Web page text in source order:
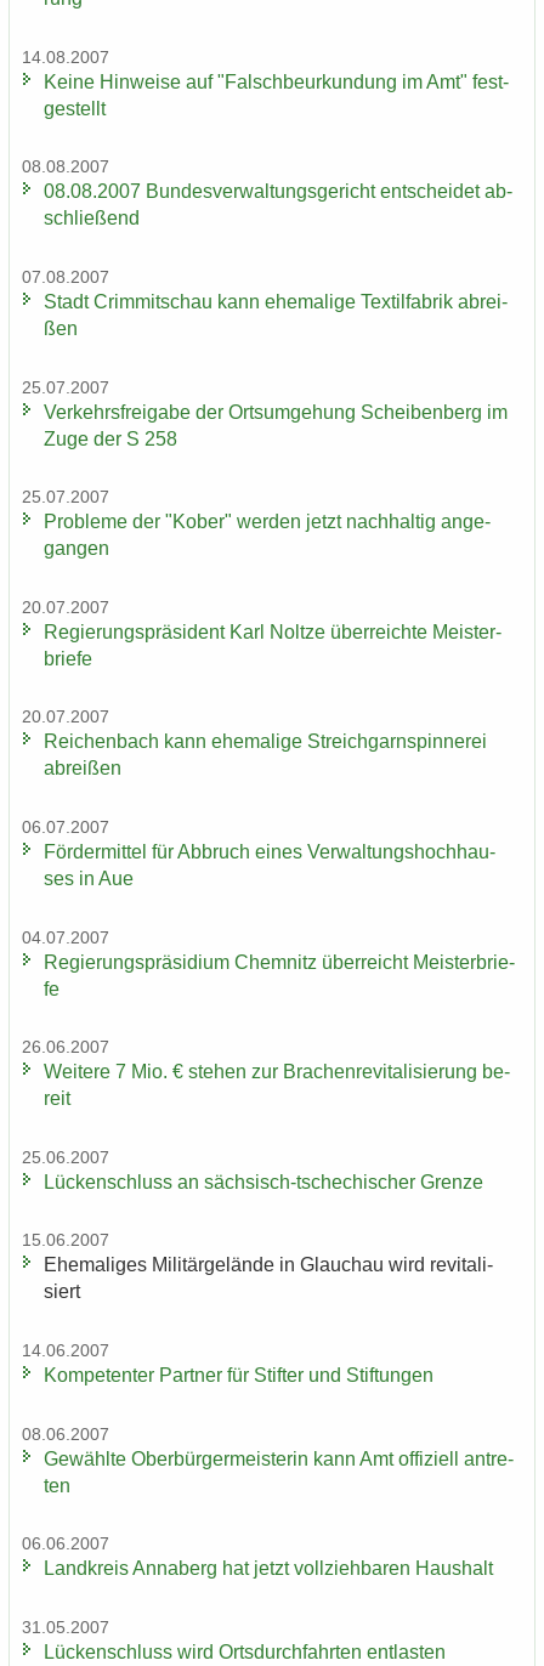
14.08.2007
Keine Hin­wei­se auf "Falsch­be­ur­kun­dung im Amt" fest­
ge­stellt
08.08.2007
08.08.2007 Bun­des­ver­wal­tungs­ge­richt ent­schei­det ab­
schlie­ßend
07.08.2007
Stadt Crim­mit­schau kann ehe­ma­li­ge Tex­til­fa­brik ab­rei­
ßen
25.07.2007
Ver­kehrs­frei­ga­be der Orts­um­ge­hung Schei­ben­berg im
Zuge der S 258
25.07.2007
Pro­ble­me der "Kober" wer­den jetzt nach­hal­tig an­ge­
gan­gen
20.07.2007
Re­gie­rungs­prä­si­dent Karl Nolt­ze über­reich­te Meis­ter­
brie­fe
20.07.2007
Rei­chen­bach kann ehe­ma­li­ge Streich­garn­spin­ne­rei
ab­rei­ßen
06.07.2007
För­der­mit­tel für Ab­bruch eines Ver­wal­tungs­hoch­hau­
ses in Aue
04.07.2007
Re­gie­rungs­prä­si­di­um Chem­nitz über­reicht Meis­ter­brie­
fe
26.06.2007
Wei­te­re 7 Mio. € ste­hen zur Bra­chen­re­vi­ta­li­sie­rung be­
reit
25.06.2007
Lü­cken­schluss an sächsisch-​tschechischer Gren­ze
15.06.2007
Ehe­ma­li­ges Mi­li­tär­ge­län­de in Glauch­au wird re­vi­ta­li­
siert
14.06.2007
Kom­pe­ten­ter Part­ner für Stif­ter und Stif­tun­gen
08.06.2007
Ge­wähl­te Ober­bür­ger­meis­te­rin kann Amt of­fi­zi­ell an­tre­
ten
06.06.2007
Land­kreis An­na­berg hat jetzt voll­zieh­ba­ren Haus­halt
31.05.2007
Lü­cken­schluss wird Orts­durch­fahr­ten ent­las­ten